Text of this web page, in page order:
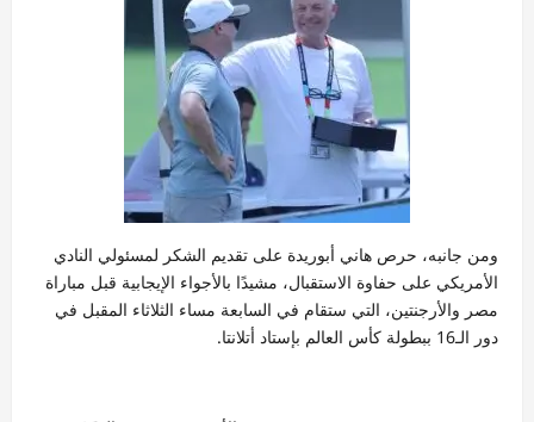
ومن جانبه، حرص هاني أبوريدة على تقديم الشكر لمسئولي النادي
الأمريكي على حفاوة الاستقبال، مشيدًا بالأجواء الإيجابية قبل مباراة
مصر والأرجنتين، التي ستقام في السابعة مساء الثلاثاء المقبل في
دور الـ16 ببطولة كأس العالم بإستاد أتلانتا.